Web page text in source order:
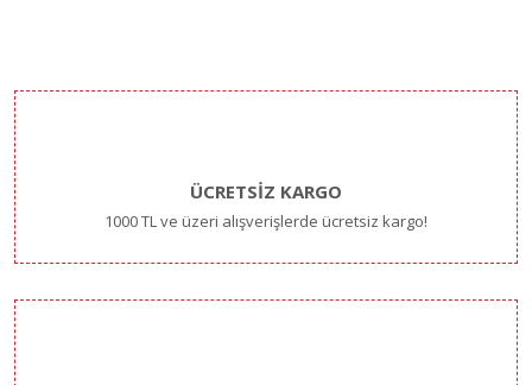
ÜCRETSİZ KARGO
1000 TL ve üzeri alışverişlerde ücretsiz kargo!